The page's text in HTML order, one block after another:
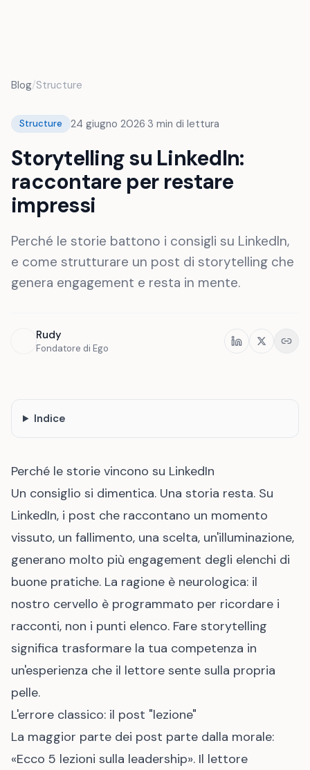
Blog/Structure
Structure 24 giugno 2026·3 min di lettura
Storytelling su LinkedIn:
raccontare per restare
impressi
Perché le storie battono i consigli su LinkedIn,
e come strutturare un post di storytelling che
genera engagement e resta in mente.
Rudy
Fondatore di Ego Condividi
Indice
Perché le storie vincono su LinkedIn
Un consiglio si dimentica. Una storia resta. Su
LinkedIn, i post che raccontano un momento
vissuto, un fallimento, una scelta, un'illuminazione,
generano molto più engagement degli elenchi di
buone pratiche. La ragione è neurologica: il
nostro cervello è programmato per ricordare i
racconti, non i punti elenco. Fare storytelling
significa trasformare la tua competenza in
un'esperienza che il lettore sente sulla propria
pelle.
L'errore classico: il post "lezione"
La maggior parte dei post parte dalla morale:
«Ecco 5 lezioni sulla leadership». Il lettore